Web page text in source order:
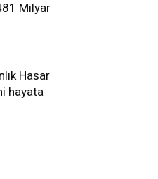
Milyar
Hasar
hayata